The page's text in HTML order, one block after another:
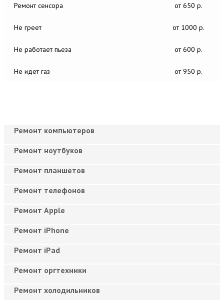
Ремонт сенсора от 650 р.
Не греет от 1000 р.
Не работает пьеза от 600 р.
Не идет газ от 950 р.
Ремонт компьютеров
Ремонт ноутбуков
Ремонт планшетов
Ремонт телефонов
Ремонт Apple
Ремонт iPhone
Ремонт iPad
Ремонт оргтехники
Ремонт холодильников